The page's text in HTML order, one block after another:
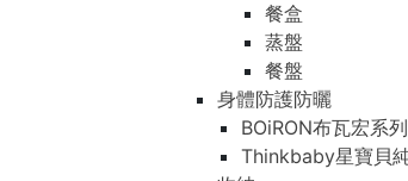
餐盒
蒸盤
餐盤
身體防護防曬
BOiRON布瓦宏系
Thinkbaby星寶貝